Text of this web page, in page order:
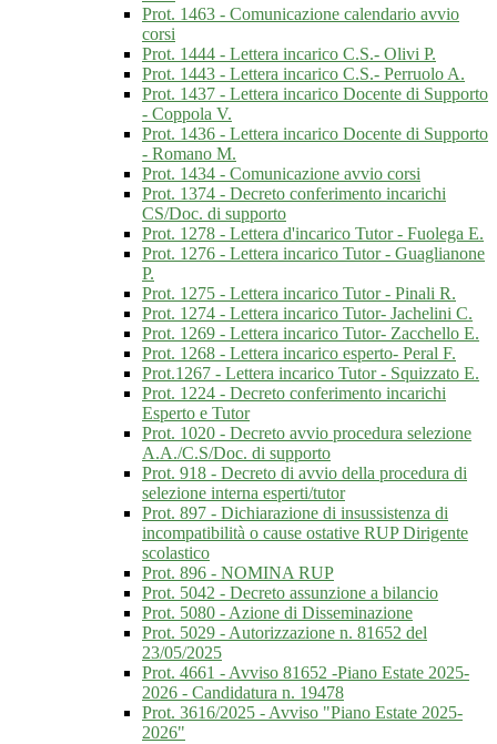
Prot. 1463 - Comunicazione calendario avvio
corsi
Prot. 1444 - Lettera incarico C.S.- Olivi P.
Prot. 1443 - Lettera incarico C.S.- Perruolo A.
Prot. 1437 - Lettera incarico Docente di Supporto
- Coppola V.
Prot. 1436 - Lettera incarico Docente di Supporto
- Romano M.
Prot. 1434 - Comunicazione avvio corsi
Prot. 1374 - Decreto conferimento incarichi
CS/Doc. di supporto
Prot. 1278 - Lettera d'incarico Tutor - Fuolega E.
Prot. 1276 - Lettera incarico Tutor - Guaglianone
P.
Prot. 1275 - Lettera incarico Tutor - Pinali R.
Prot. 1274 - Lettera incarico Tutor- Jachelini C.
Prot. 1269 - Lettera incarico Tutor- Zacchello E.
Prot. 1268 - Lettera incarico esperto- Peral F.
Prot.1267 - Lettera incarico Tutor - Squizzato E.
Prot. 1224 - Decreto conferimento incarichi
Esperto e Tutor
Prot. 1020 - Decreto avvio procedura selezione
A.A./C.S/Doc. di supporto
Prot. 918 - Decreto di avvio della procedura di
selezione interna esperti/tutor
Prot. 897 - Dichiarazione di insussistenza di
incompatibilità o cause ostative RUP Dirigente
scolastico
Prot. 896 - NOMINA RUP
Prot. 5042 - Decreto assunzione a bilancio
Prot. 5080 - Azione di Disseminazione
Prot. 5029 - Autorizzazione n. 81652 del
23/05/2025
Prot. 4661 - Avviso 81652 -Piano Estate 2025-
2026 - Candidatura n. 19478
Prot. 3616/2025 - Avviso "Piano Estate 2025-
2026"